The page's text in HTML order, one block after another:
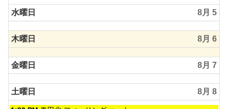
水曜日 8月 5
木曜日 8月 6
金曜日 8月 7
土曜日 8月 8